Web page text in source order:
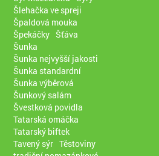
Šlehačka ve spreji
Špaldová mouka
Špekáčky Šťáva
Šunka
Šunka nejvyšší jakosti
Šunka standardní
Šunka výběrová
Šunkový salám
Švestková povidla
Tatarská omáčka
Tatarský biftek
Tavený sýr Těstoviny